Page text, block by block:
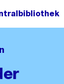
ein